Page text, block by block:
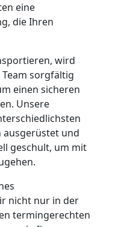
eine
die Ihren
wird
sorgfältig
einen sicheren
Unsere
und
geschult, um mit
nicht nur in der
termingerechten